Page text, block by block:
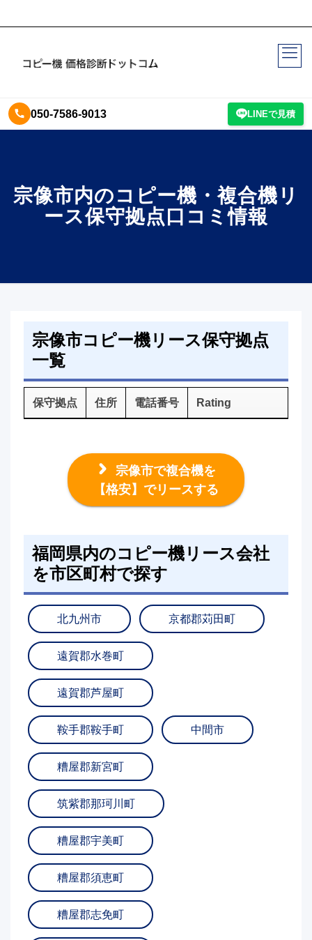
050-7586-9013 LINEで見積
宗像市内のコピー機・複合機リ
ース保守拠点口コミ情報
宗像市コピー機リース保守拠点
一覧
保守拠点 住所 電話番号 Rating
宗像市で複合機を
【格安】でリースする
福岡県内のコピー機リース会社
を市区町村で探す
北九州市 京都郡苅田町
遠賀郡水巻町
遠賀郡芦屋町
鞍手郡鞍手町 中間市
糟屋郡新宮町
筑紫郡那珂川町
糟屋郡宇美町
糟屋郡須恵町
糟屋郡志免町